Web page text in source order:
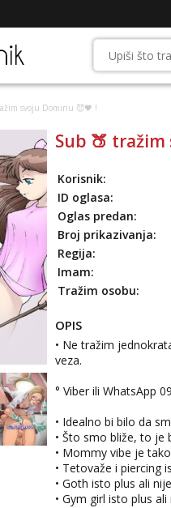
svoju Dominu 😈🖤 !
Sub 🍑
Korisnik:
ID oglasa:
Oglas predan:
Broj prikazivanja:
Regija:
Imam:
Tražim osobu:
OPIS
• Ne tražim
veza.
° Viber ili WhatsApp
• Idealno bi bilo da
• Što smo bliže, to je
• Mommy vibe je
• Tetovaže i piercing
• Goth isto plus ali
• Gym girl isto plus